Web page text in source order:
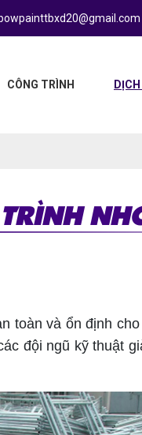
CÔNG TRÌNH
toàn và ổn định
đội ngũ kỹ thuật